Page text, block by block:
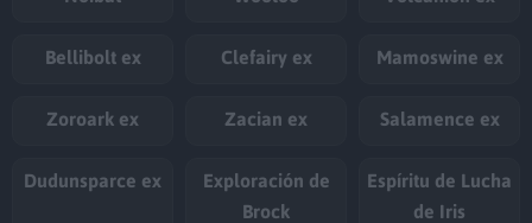
Bellibolt ex Clefairy ex Mamoswine ex
Zoroark ex Zacian ex Salamence ex
Dudunsparce ex
Exploración de
Brock
Espíritu de Lucha
de Iris